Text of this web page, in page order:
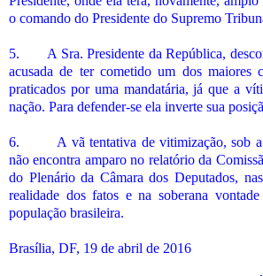
o comando do Presidente do Supremo
5. A Sra. Presidente da República,
acusada de ter cometido um dos maiores
praticados por uma mandatária, já que a
nação. Para defender-se ela inverte sua
6. A vã tentativa de vitimização, sob a
não encontra amparo no relatório da
do Plenário da Câmara dos Deputados,
realidade dos fatos e na soberana
população brasileira.
Brasília, DF, 19 de abril de 2016